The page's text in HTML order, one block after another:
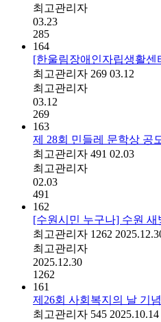
최고관리자
03.23
285
164
[한울림장애인자립생활
최고관리자 269 03.12
최고관리자
03.12
269
163
제 28회 민들레 문학상 공
최고관리자 491 02.03
최고관리자
02.03
491
162
[수원시민 누구나] 수원
최고관리자 1262
최고관리자
2025.12.30
1262
161
제26회 사회복지의 날 기
최고관리자 545 2025.10.14